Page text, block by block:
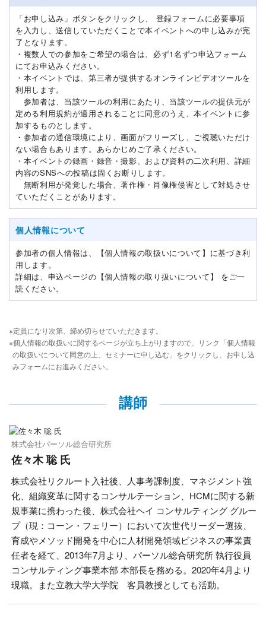
「お申し込み」ボタンをクリックし、 登録フォームに必要事項
を入力し、送信していただくことで本イベントへの申し込みが完
了となります。
・複数人での参加をご希望の場合は、必ず1名ずつ申込フォーム
にてお申込みください。
・本イベントでは、第三者が提供するオンラインビデオツールを
利用します。
参加者は、当該ツールの利用にあたり、当該ツールの提供元が
定める利用規約が適用されることに同意のうえ、本イベントに参
加するものとします。
・参加者の通信環境により、画面がフリーズし、ご視聴いただけ
ない場合もあります。あらかじめご了承ください。
・本イベントの録画・録音・撮影、および資料の二次利用、詳細
内容のSNSへの投稿は固くお断りします。
無断利用が発覚した場合、著作権・肖像権侵害として対処させ
ていただくことがあります。
個人情報について
参加者の個人情報は、【個人情報の取扱いについて】に基づき利
用します。
詳細は、申込ページの【個人情報の取り扱いについて】 をご一
読ください。
※定員になり次第、締め切らせていただきます。
※個人情報の取扱いに関するページが立ち上がりますので、リンク「個人情報
の取扱いについて同意の上、セミナーに申し込む」をクリックし、お申し込
みフォームにお進みください。
講師
株式会社パーソル総合研究所
佐々木 聡 氏
株式会社リクルート入社後、人事考課制度、マネジメント強
化、組織変革に関するコンサルテーション、HCMに関する新
規事業に携わった後、株式会社ヘイ コンサルティング グルー
プ（現：コーン・フェリー）において次世代リーダー選抜、
育成やメソッド開発を中心に人材開発領域ビジネスの事業責
任者を経て、2013年7月より、パーソル総合研究所 執行役員
コンサルティング事業本部 本部長を務める。2020年4月より
現職。また立教大学大学院 客員教授としても活動。